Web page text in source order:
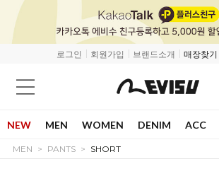
로그인 회원가입 브랜드소개 매장찾기
NEW MEN WOMEN DENIM ACC
MEN PANTS SHORT